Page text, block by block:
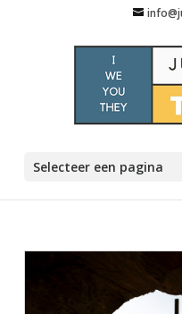
Selecteer een pagina